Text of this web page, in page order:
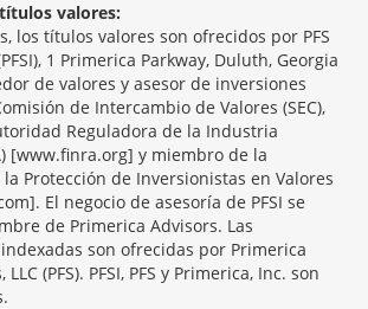
valores:
los títulos valores son ofrecidos por PFS
1 Primerica Parkway, Duluth, Georgia
de valores y asesor de inversiones
de Intercambio de Valores (SEC),
Reguladora de la Industria
[www.finra.org] y miembro de la
Protección de Inversionistas en Valores
El negocio de asesoría de PFSI se
de Primerica Advisors. Las
son ofrecidas por Primerica
(PFS). PFSI, PFS y Primerica, Inc. son